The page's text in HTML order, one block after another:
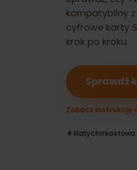
Sprawdź, czy
kompatybilny
cyfrowe karty